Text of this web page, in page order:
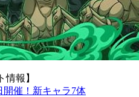
情報】
開催！新キャラ7体